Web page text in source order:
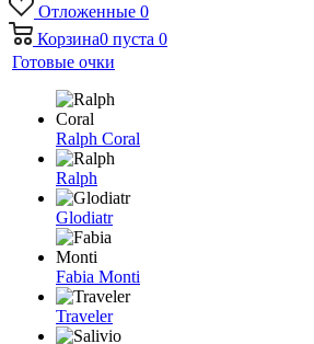
Отложенные 0
Корзина0 пуста 0
Готовые очки
Ralph Coral
Ralph
Glodiatr
Fabia Monti
Traveler